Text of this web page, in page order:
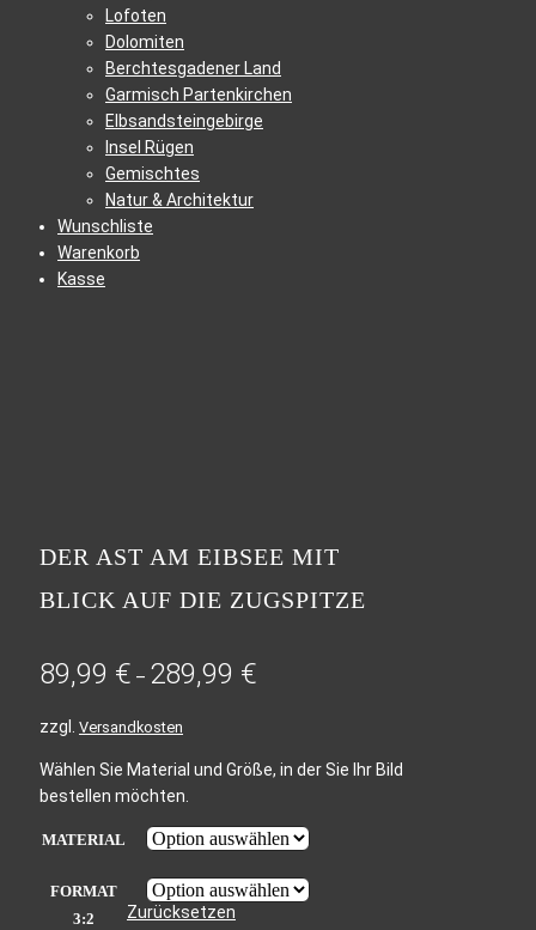
Lofoten
Dolomiten
Berchtesgadener Land
Garmisch Partenkirchen
Elbsandsteingebirge
Insel Rügen
Gemischtes
Natur & Architektur
Wunschliste
Warenkorb
Kasse
DER AST AM EIBSEE MIT
BLICK AUF DIE ZUGSPITZE
89,99 € – 289,99 €
zzgl. Versandkosten
Wählen Sie Material und Größe, in der Sie Ihr Bild
bestellen möchten.
MATERIAL
FORMAT
3:2
Zurücksetzen